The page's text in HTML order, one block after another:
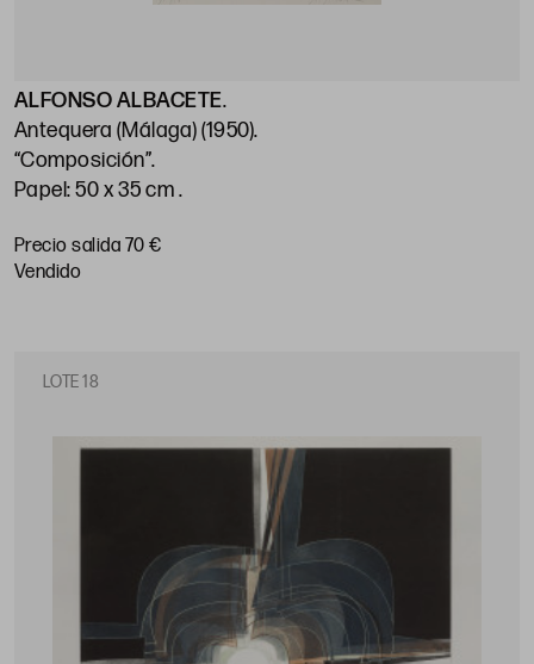
ALFONSO ALBACETE.
Antequera (Málaga) (1950).
“Composición”.
Papel: 50 x 35 cm.
Precio salida 70 €
vendido
LOTE 18